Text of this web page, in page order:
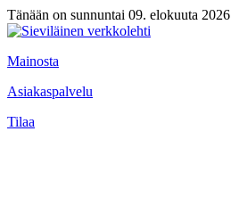
Tänään on sunnuntai 09. elokuuta 2026
Mainosta
Asiakaspalvelu
Tilaa